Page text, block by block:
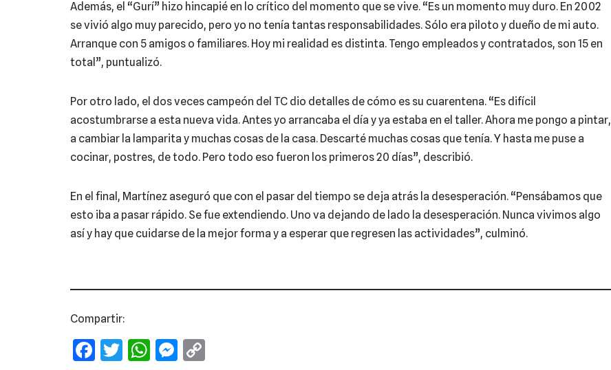
Además, el “Gurí” hizo hincapié en lo crítico del momento que se vive. “Es un momento muy duro. En 2002
se vivió algo muy parecido, pero yo no tenía tantas responsabilidades. Sólo era piloto y dueño de mi auto.
Arranque con 5 amigos o familiares. Hoy mi realidad es distinta. Tengo empleados y contratados, son 15 en
total”, puntualizó.
Por otro lado, el dos veces campeón del TC dio detalles de cómo es su cuarentena. “Es difícil
acostumbrarse a esta nueva vida. Antes yo arrancaba el día y ya estaba en el taller. Ahora me pongo a pintar,
a cambiar la lamparita y muchas cosas de la casa. Descarté muchas cosas que tenía. Y hasta me puse a
cocinar, postres, de todo. Pero todo eso fueron los primeros 20 días”, describió.
En el final, Martínez aseguró que con el pasar del tiempo se deja atrás la desesperación. “Pensábamos que
esto iba a pasar rápido. Se fue extendiendo. Uno va dejando de lado la desesperación. Nunca vivimos algo
así y hay que cuidarse de la mejor forma y a esperar que regresen las actividades”, culminó.
Compartir:
F
T
W M